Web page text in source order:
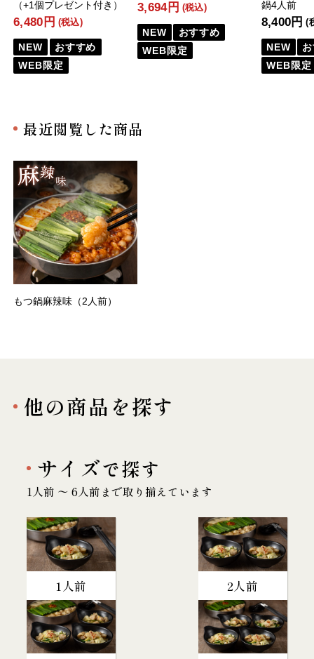
（+1個プレゼント付き）
6,480円 (税込)
NEW
おすすめ
WEB限定
3,694円 (税込)
NEW
おすすめ
WEB限定
鍋4人前
8,400円 (
NEW
WEB限定
最近閲覧した商品
もつ鍋麻辣味（2人前）
他の商品を探す
サイズで探す
1人前 〜 6人前まで取り揃えています
1人前 2人前